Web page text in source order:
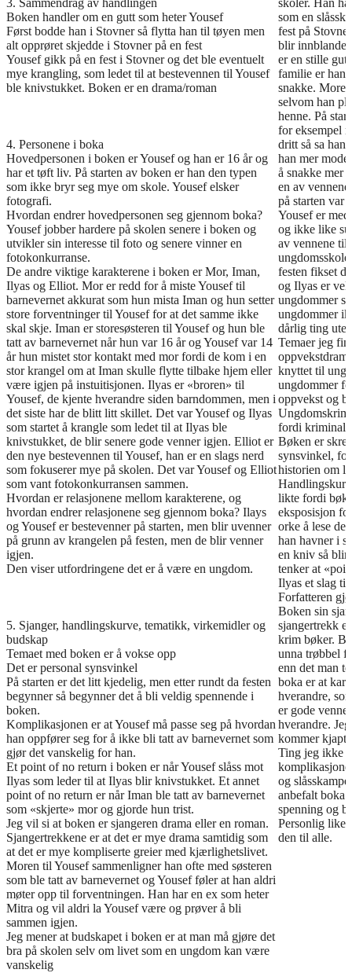
3. Sammendrag av handlingen
Boken handler om en gutt som heter Yousef
Først bodde han i Stovner så flytta han til tøyen men
alt opprøret skjedde i Stovner på en fest
Yousef gikk på en fest i Stovner og det ble eventuelt
mye krangling, som ledet til at bestevennen til Yousef
ble knivstukket. Boken er en drama/roman
4. Personene i boka
Hovedpersonen i boken er Yousef og han er 16 år og
har et tøft liv. På starten av boken er han den typen
som ikke bryr seg mye om skole. Yousef elsker
fotografi.
Hvordan endrer hovedpersonen seg gjennom boka?
Yousef jobber hardere på skolen senere i boken og
utvikler sin interesse til foto og senere vinner en
fotokonkurranse.
De andre viktige karakterene i boken er Mor, Iman,
Ilyas og Elliot. Mor er redd for å miste Yousef til
barnevernet akkurat som hun mista Iman og hun setter
store forventninger til Yousef for at det samme ikke
skal skje. Iman er storesøsteren til Yousef og hun ble
tatt av barnevernet når hun var 16 år og Yousef var 14
år hun mistet stor kontakt med mor fordi de kom i en
stor krangel om at Iman skulle flytte tilbake hjem eller
være igjen på instuitisjonen. Ilyas er «broren» til
Yousef, de kjente hverandre siden barndommen, men i
det siste har de blitt litt skillet. Det var Yousef og Ilyas
som startet å krangle som ledet til at Ilyas ble
knivstukket, de blir senere gode venner igjen. Elliot er
den nye bestevennen til Yousef, han er en slags nerd
som fokuserer mye på skolen. Det var Yousef og Elliot
som vant fotokonkurransen sammen.
Hvordan er relasjonene mellom karakterene, og
hvordan endrer relasjonene seg gjennom boka? Ilays
og Yousef er bestevenner på starten, men blir uvenner
på grunn av krangelen på festen, men de blir venner
igjen.
Den viser utfordringene det er å være en ungdom.
5. Sjanger, handlingskurve, tematikk, virkemidler og
budskap
Temaet med boken er å vokse opp
Det er personal synsvinkel
På starten er det litt kjedelig, men etter rundt da festen
begynner så begynner det å bli veldig spennende i
boken.
Komplikasjonen er at Yousef må passe seg på hvordan
han oppfører seg for å ikke bli tatt av barnevernet som
gjør det vanskelig for han.
Et point of no return i boken er når Yousef slåss mot
Ilyas som leder til at Ilyas blir knivstukket. Et annet
point of no return er når Iman ble tatt av barnevernet
som «skjerte» mor og gjorde hun trist.
Jeg vil si at boken er sjangeren drama eller en roman.
Sjangertrekkene er at det er mye drama samtidig som
at det er mye kompliserte greier med kjærlighetslivet.
Moren til Yousef sammenligner han ofte med søsteren
som ble tatt av barnevernet og Yousef føler at han aldri
møter opp til forventningen. Han har en ex som heter
Mitra og vil aldri la Yousef være og prøver å bli
sammen igjen.
Jeg mener at budskapet i boken er at man må gjøre det
bra på skolen selv om livet som en ungdom kan være
vanskelig
skoler. Han
som en
fest på
blir
er en stille
familie er han
snakke.
selvom han
henne. På
for eksempel
dritt så sa
han mer
å snakke mer
en av
på starten var
Yousef er
og ikke like
av vennene til
festen fikset
og Ilyas er
ungdommer
ungdommer
dårlig ting
Temaer jeg
knyttet til
ungdommer
oppvekst og
fordi
Bøken er
synsvinkel,
historien om
likte fordi
eksposisjon
orke å lese
han havner i
en kniv så blir
tenker at
Ilyas et slag til
Forfatteren
Boken sin
sjangertrekk
krim bøker.
unna trøbbel
enn det man
boka er at
hverandre,
er gode
hverandre.
kommer kjapt
Ting jeg ikke
og
anbefalt boka
spenning og
Personlig
den til alle.